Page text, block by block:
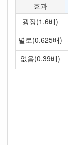
효과
굉장(1.6배)
별로(0.625배)
없음(0.39배)